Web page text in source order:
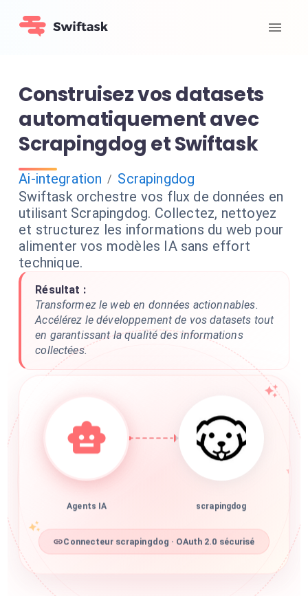
Construisez vos datasets
automatiquement avec
Scrapingdog et Swiftask
Ai-integration / Scrapingdog
Swiftask orchestre vos flux de données en
utilisant Scrapingdog. Collectez, nettoyez
et structurez les informations du web pour
alimenter vos modèles IA sans effort
technique.
Résultat :
Transformez le web en données actionnables.
Accélérez le développement de vos datasets tout
en garantissant la qualité des informations
collectées.
Agents IA scrapingdog
Connecteur scrapingdog · OAuth 2.0 sécurisé